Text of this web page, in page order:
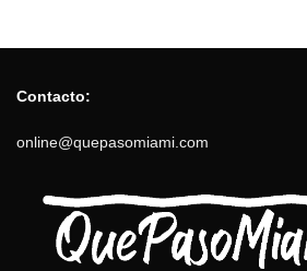
Contacto:
online@quepasomiami.com